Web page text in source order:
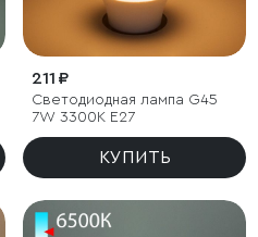
211 ₽
Светодиодная лампа G45
7W 3300K E27
КУПИТЬ